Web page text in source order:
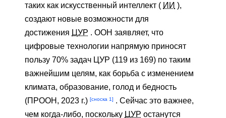
таких как искусственный интеллект ( ИИ ),
создают новые возможности для
достижения ЦУР . ООН заявляет, что
цифровые технологии напрямую приносят
пользу 70% задач ЦУР (119 из 169) по таким
важнейшим целям, как борьба с изменением
климата, образование, голод и бедность
(ПРООН, 2023 г.) [сноска 1] . Сейчас это важнее,
чем когда-либо, поскольку ЦУР останутся